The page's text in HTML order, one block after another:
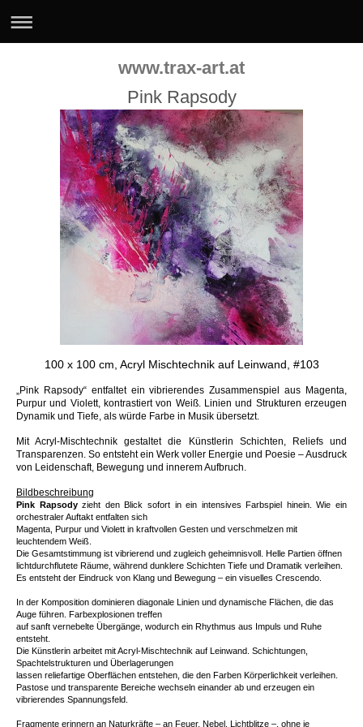
www.trax-art.at
Pink Rapsody
100 x 100 cm, Acryl Mischtechnik auf Leinwand, #103
„Pink Rapsody“ entfaltet ein vibrierendes Zusammenspiel aus Magenta,
Purpur und Violett, kontrastiert von Weiß. Linien und Strukturen erzeugen
Dynamik und Tiefe, als würde Farbe in Musik übersetzt.
Mit Acryl-Mischtechnik gestaltet die Künstlerin Schichten, Reliefs und
Transparenzen. So entsteht ein Werk voller Energie und Poesie – Ausdruck
von Leidenschaft, Bewegung und innerem Aufbruch.
Bildbeschreibung
Pink Rapsody zieht den Blick sofort in ein intensives Farbspiel hinein. Wie ein
orchestraler Auftakt entfalten sich
Magenta, Purpur und Violett in kraftvollen Gesten und verschmelzen mit
leuchtendem Weiß.
Die Gesamtstimmung ist vibrierend und zugleich geheimnisvoll. Helle Partien öffnen
lichtdurchflutete Räume, während dunklere Schichten Tiefe und Dramatik verleihen.
Es entsteht der Eindruck von Klang und Bewegung – ein visuelles Crescendo.
In der Komposition dominieren diagonale Linien und dynamische Flächen, die das
Auge führen. Farbexplosionen treffen
auf sanft vernebelte Übergänge, wodurch ein Rhythmus aus Impuls und Ruhe
entsteht.
Die Künstlerin arbeitet mit Acryl-Mischtechnik auf Leinwand. Schichtungen,
Spachtelstrukturen und Überlagerungen
lassen reliefartige Oberflächen entstehen, die den Farben Körperlichkeit verleihen.
Pastose und transparente Bereiche wechseln einander ab und erzeugen ein
vibrierendes Spannungsfeld.
Fragmente erinnern an Naturkräfte – an Feuer, Nebel, Lichtblitze –, ohne je